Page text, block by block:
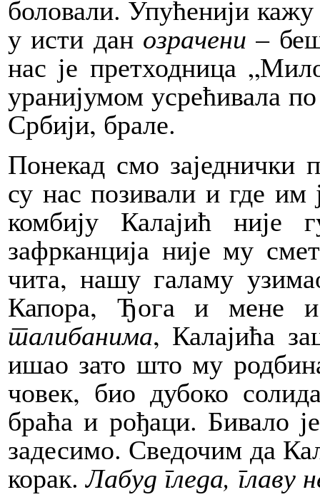
боловали. Упућенији
у исти дан озрачени –
нас је претходница
уранијумом усрећивала
Србији, брале.
Понекад смо заједнички
су нас позивали и где
комбију Калајић
зафрканција није му
чита, нашу галаму
Капора, Ђога и мене
талибанима, Калајића
ишао зато што му
човек, био дубоко
браћа и рођаци. Бивало
задесимо. Сведочим да
корак.Лабуд гледа, главу